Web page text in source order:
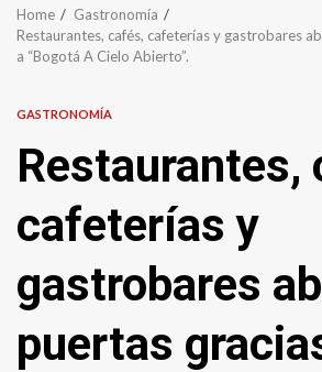
Home
Gastronomía
Restaurantes, cafés, cafeterías y gastrobares
a “Bogotá A Cielo Abierto”.
GASTRONOMÍA
Restaurantes,
cafeterías y
gastrobares
puertas